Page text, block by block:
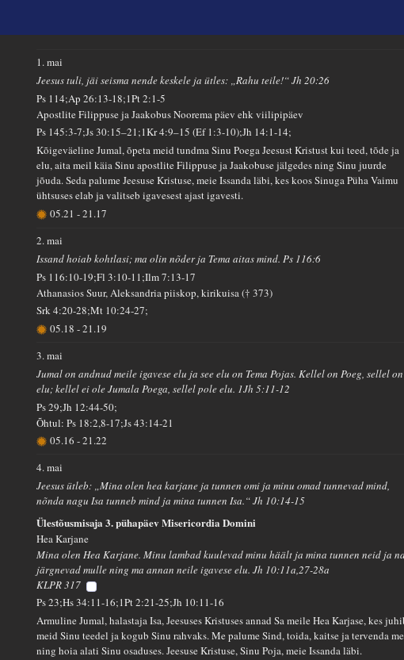
1. mai
Jeesus tuli, jäi seisma nende keskele ja ütles: „Rahu teile!“ Jh 20:26
Ps 114;Ap 26:13-18;1Pt 2:1-5
Apostlite Filippuse ja Jaakobus Noorema päev ehk viilipipäev
Ps 145:3-7;Js 30:15–21;1Kr 4:9–15 (Ef 1:3-10);Jh 14:1-14;
Kõigeväeline Jumal, õpeta meid tundma Sinu Poega Jeesust Kristust kui teed, tõde ja
elu, aita meil käia Sinu apostlite Filippuse ja Jaakobuse jälgedes ning Sinu juurde
jõuda. Seda palume Jeesuse Kristuse, meie Issanda läbi, kes koos Sinuga Püha Vaimu
ühtsuses elab ja valitseb igavesest ajast igavesti.
05.21 -21.17
2. mai
Issand hoiab kohtlasi; ma olin nõder ja Tema aitas mind. Ps 116:6
Ps 116:10-19;Fl 3:10-11;Ilm 7:13-17
Athanasios Suur, Aleksandria piiskop, kirikuisa († 373)
Srk 4:20-28;Mt 10:24-27;
05.18 -21.19
3. mai
Jumal on andnud meile igavese elu ja see elu on Tema Pojas. Kellel on Poeg, sellel on
elu; kellel ei ole Jumala Poega, sellel pole elu. 1Jh 5:11-12
Ps 29;Jh 12:44-50;
Õhtul: Ps 18:2,8-17;Js 43:14-21
05.16 -21.22
4. mai
Jeesus ütleb: „Mina olen hea karjane ja tunnen omi ja minu omad tunnevad mind,
nõnda nagu Isa tunneb mind ja mina tunnen Isa.“ Jh 10:14-15
Ülestõusmisaja 3. pühapäev Misericordia Domini
Hea Karjane
Mina olen Hea Karjane. Minu lambad kuulevad minu häält ja mina tunnen neid ja
järgnevad mulle ning ma annan neile igavese elu. Jh 10:11a,27-28a
KLPR 317
Ps 23;Hs 34:11-16;1Pt 2:21-25;Jh 10:11-16
Armuline Jumal, halastaja Isa, Jeesuses Kristuses annad Sa meile Hea Karjase, kes
meid Sinu teedel ja kogub Sinu rahvaks. Me palume Sind, toida, kaitse ja tervenda
ning hoia alati Sinu osaduses. Jeesuse Kristuse, Sinu Poja, meie Issanda läbi.